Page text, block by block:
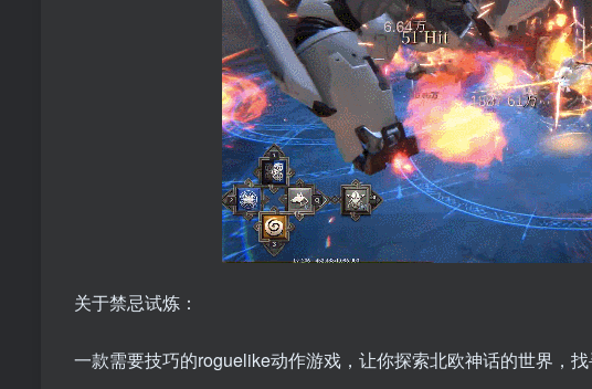
关于禁忌试炼：
一款需要技巧的roguelike动作游戏，让你探索北欧神话的世界，找